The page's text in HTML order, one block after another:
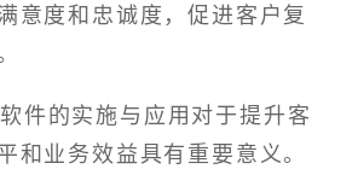
意度和忠诚度，促进客户复
件的实施与应用对于提升客
和业务效益具有重要意义。